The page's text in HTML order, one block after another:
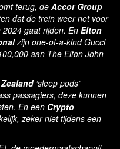
terug, deAccor Group
dat de trein weer net voor
gaat rijden. En Elton
zijn one-of-a-kind Gucci
aan The Elton John
‘sleep pods’
passagiers, deze kunnen
En een Crypto
zeker niet tijdens een